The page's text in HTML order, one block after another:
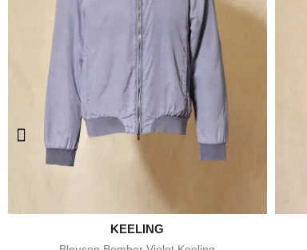
Aperçu rapide
KEELING